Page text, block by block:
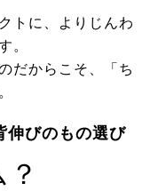
トに、よりじんわ
。
だからこそ、「ち
びのもの選び